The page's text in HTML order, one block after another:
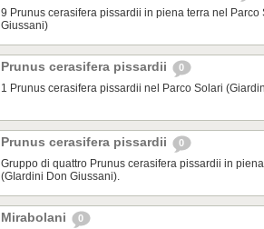
9 Prunus cerasifera pissardii in piena terra nel
Giussani)
Prunus cerasifera pissardii 0
1 Prunus cerasifera pissardii nel Parco Solari
Prunus cerasifera pissardii 0
Gruppo di quattro Prunus cerasifera pissardii in
(GIardini Don Giussani).
Mirabolani 0